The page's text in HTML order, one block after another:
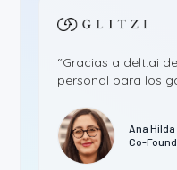
“Gracias a delt.ai
personal para los
Ana
Co-